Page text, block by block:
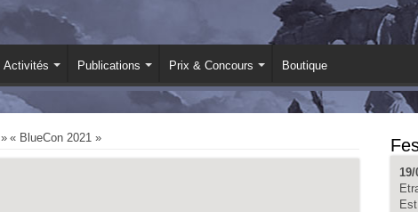
Activités Publications Prix & Concours Boutique
» « BlueCon 2021 »
19/
Est